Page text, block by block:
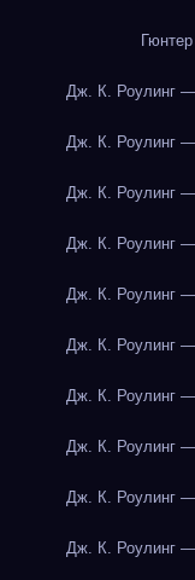
Дж. К. Роулинг —
Дж. К. Роулинг —
Дж. К. Роулинг —
Дж. К. Роулинг —
Дж. К. Роулинг —
Дж. К. Роулинг —
Дж. К. Роулинг —
Дж. К. Роулинг —
Дж. К. Роулинг —
Дж. К. Роулинг —